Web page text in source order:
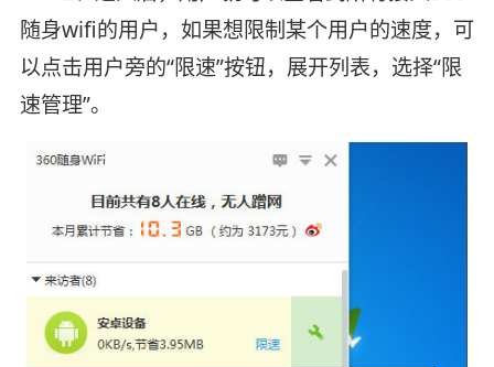
随身wifi的用户，如果想限制某个用户的速度，可
以点击用户旁的“限速”按钮，展开列表，选择“限
速管理”。